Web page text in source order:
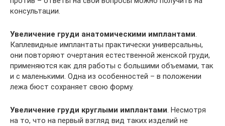
консультации.
Увеличение груди анатомическими имплантами.
Каплевидные имплантаты практически универсальны,
они повторяют очертания естественной женской груди,
применяются как для работы с большими объемами, так
и с маленькими. Одна из особенностей – в положении
лежа бюст сохраняет свою форму.
Увеличение груди круглыми имплантами. Несмотря
на то, что на первый взгляд вид таких изделий не